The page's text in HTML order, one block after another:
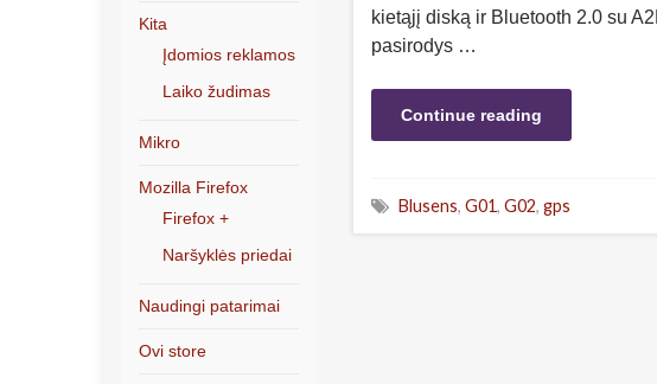
kietąjį diską ir Bluetooth 2.0 su
pasirodys …
Continue reading
Blusens, G01, G02, gps
Kita
Įdomios reklamos
Laiko žudimas
Mikro
Mozilla Firefox
Firefox +
Naršyklės priedai
Naudingi patarimai
Ovi store